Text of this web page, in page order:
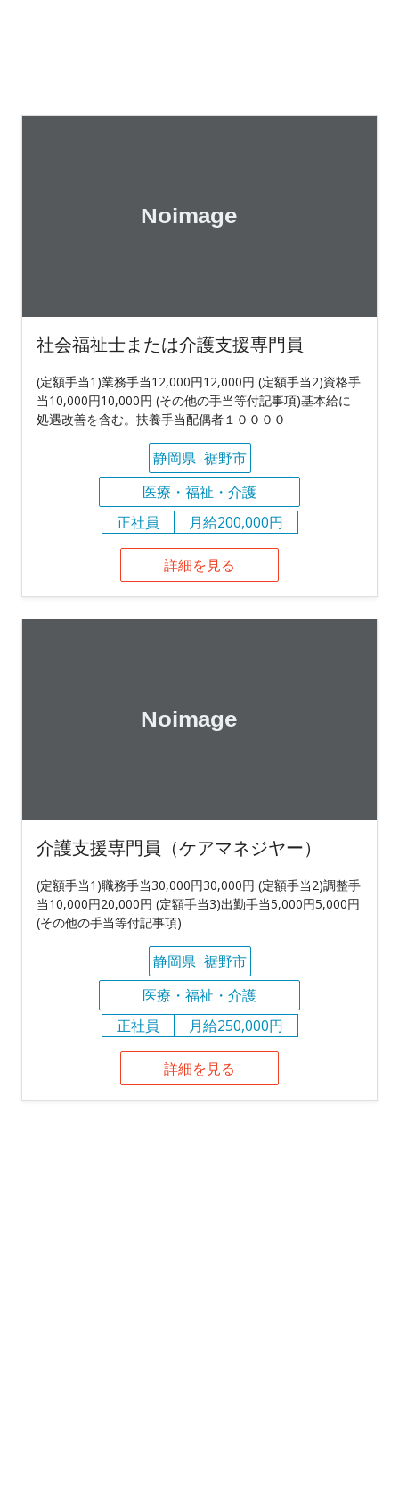
社会福祉士または介護支援専門員
(定額手当1)業務手当12,000円12,000円 (定額手当2)資格手
当10,000円10,000円 (その他の手当等付記事項)基本給に
処遇改善を含む。扶養手当配偶者１００００
静岡県 裾野市
医療・福祉・介護
正社員
月給200,000円
詳細を見る
介護支援専門員（ケアマネジヤー）
(定額手当1)職務手当30,000円30,000円 (定額手当2)調整手
当10,000円20,000円 (定額手当3)出勤手当5,000円5,000円
(その他の手当等付記事項)
静岡県 裾野市
医療・福祉・介護
正社員
月給250,000円
詳細を見る